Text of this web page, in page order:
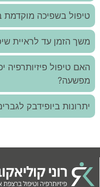
טיפול בשפיכה מוקדמת
משך הזמן עד לראיית
האם טיפול פיזיותרפיה
מפשעה?
יתרונות ביופידבק